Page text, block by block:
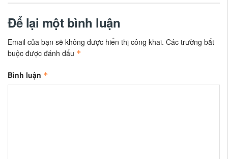
Để lại một bình luận
Email của bạn sẽ không được hiển thị công khai. Các trường bắt
buộc được đánh dấu *
Bình luận *